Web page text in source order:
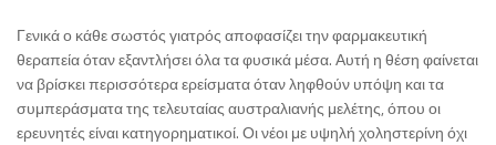
Γενικά ο κάθε σωστός γιατρός αποφασίζει την φαρμακευτική
θεραπεία όταν εξαντλήσει όλα τα φυσικά μέσα. Αυτή η θέση φαίνεται
να βρίσκει περισσότερα ερείσματα όταν ληφθούν υπόψη και τα
συμπεράσματα της τελευταίας αυστραλιανής μελέτης, όπου οι
ερευνητές είναι κατηγορηματικοί. Οι νέοι με υψηλή χοληστερίνη όχι